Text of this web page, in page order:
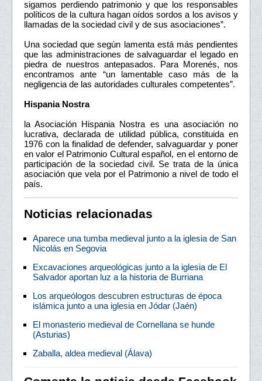
sigamos perdiendo patrimonio y que los responsables
políticos de la cultura hagan oídos sordos a los avisos y
llamadas de la sociedad civil y de sus asociaciones”.
Una sociedad que según lamenta está más pendientes
que las administraciones de salvaguardar el legado en
piedra de nuestros antepasados. Para Morenés, nos
encontramos ante “un lamentable caso más de la
negligencia de las autoridades culturales competentes”.
Hispania Nostra
la Asociación Hispania Nostra es una asociación no
lucrativa, declarada de utilidad pública, constituida en
1976 con la finalidad de defender, salvaguardar y poner
en valor el Patrimonio Cultural español, en el entorno de
participación de la sociedad civil. Se trata de la única
asociación que vela por el Patrimonio a nivel de todo el
país.
Noticias relacionadas
Aparece una tumba medieval junto a la iglesia de San
Nicolás en Segovia
Excavaciones arqueológicas junto a la iglesia de El
Salvador aportan luz a la historia de Burriana
Los arqueólogos descubren estructuras de época
islámica junto a una iglesia en Jódar (Jaén)
El monasterio medieval de Cornellana se hunde
(Asturias)
Zaballa, aldea medieval (Álava)